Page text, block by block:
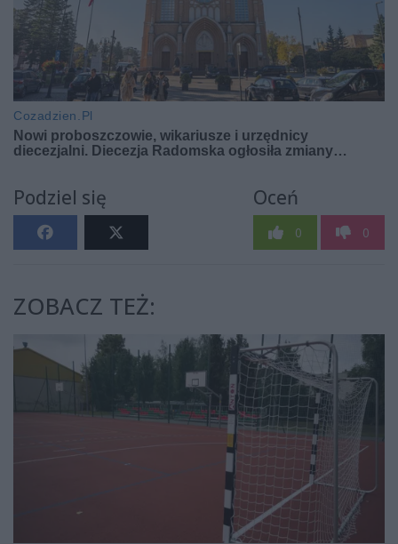
Podziel się Oceń
0 0
ZOBACZ TEŻ: